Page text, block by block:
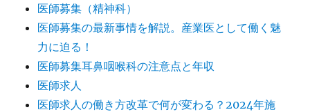
医師募集（精神科）
医師募集の最新事情を解説。産業医として働く魅
力に迫る！
医師募集耳鼻咽喉科の注意点と年収
医師求人
医師求人の働き方改革で何が変わる？2024年施